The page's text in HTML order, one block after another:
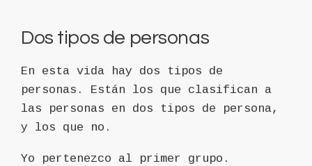
Dos tipos de personas
En esta vida hay dos tipos de
personas. Están los que clasifican a
las personas en dos tipos de persona,
y los que no.
Yo pertenezco al primer grupo.